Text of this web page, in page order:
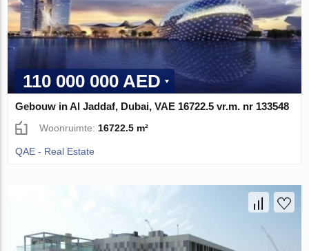
110 000 000 AED
Gebouw in Al Jaddaf, Dubai, VAE 16722.5 vr.m. nr 133548
Woonruimte:16722.5 m²
QAE - Real Estate